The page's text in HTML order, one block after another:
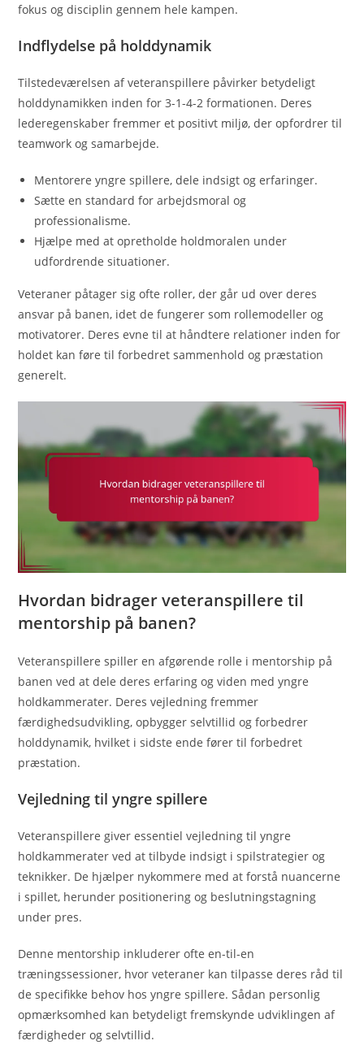
fokus og disciplin gennem hele kampen.
Indflydelse på holddynamik
Tilstedeværelsen af veteranspillere påvirker betydeligt
holddynamikken inden for 3-1-4-2 formationen. Deres
lederegenskaber fremmer et positivt miljø, der opfordrer til
teamwork og samarbejde.
Mentorere yngre spillere, dele indsigt og erfaringer.
Sætte en standard for arbejdsmoral og
professionalisme.
Hjælpe med at opretholde holdmoralen under
udfordrende situationer.
Veteraner påtager sig ofte roller, der går ud over deres
ansvar på banen, idet de fungerer som rollemodeller og
motivatorer. Deres evne til at håndtere relationer inden for
holdet kan føre til forbedret sammenhold og præstation
generelt.
Hvordan bidrager veteranspillere til
mentorship på banen?
Veteranspillere spiller en afgørende rolle i mentorship på
banen ved at dele deres erfaring og viden med yngre
holdkammerater. Deres vejledning fremmer
færdighedsudvikling, opbygger selvtillid og forbedrer
holddynamik, hvilket i sidste ende fører til forbedret
præstation.
Vejledning til yngre spillere
Veteranspillere giver essentiel vejledning til yngre
holdkammerater ved at tilbyde indsigt i spilstrategier og
teknikker. De hjælper nykommere med at forstå nuancerne
i spillet, herunder positionering og beslutningstagning
under pres.
Denne mentorship inkluderer ofte en-til-en
træningssessioner, hvor veteraner kan tilpasse deres råd til
de specifikke behov hos yngre spillere. Sådan personlig
opmærksomhed kan betydeligt fremskynde udviklingen af
færdigheder og selvtillid.